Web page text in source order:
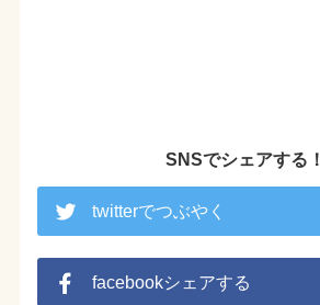
SNSでシェアする！
twitterでつぶやく
facebookシェアする